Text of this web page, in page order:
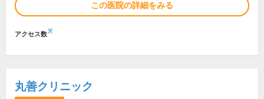
この医院の詳細をみる
アクセス数※
丸善クリニック